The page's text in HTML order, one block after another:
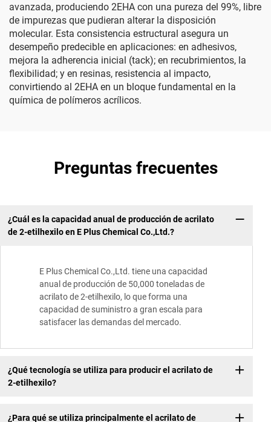
avanzada, produciendo 2EHA con una pureza del 99%, libre
de impurezas que pudieran alterar la disposición
molecular. Esta consistencia estructural asegura un
desempeño predecible en aplicaciones: en adhesivos,
mejora la adherencia inicial (tack); en recubrimientos, la
flexibilidad; y en resinas, resistencia al impacto,
convirtiendo al 2EHA en un bloque fundamental en la
química de polímeros acrílicos.
Preguntas frecuentes
¿Cuál es la capacidad anual de producción de acrilato
de 2-etilhexilo en E Plus Chemical Co.,Ltd.?
E Plus Chemical Co.,Ltd. tiene una capacidad
anual de producción de 50,000 toneladas de
acrilato de 2-etilhexilo, lo que forma una
capacidad de suministro a gran escala para
satisfacer las demandas del mercado.
¿Qué tecnología se utiliza para producir el acrilato de
2-etilhexilo?
¿Para qué se utiliza principalmente el acrilato de